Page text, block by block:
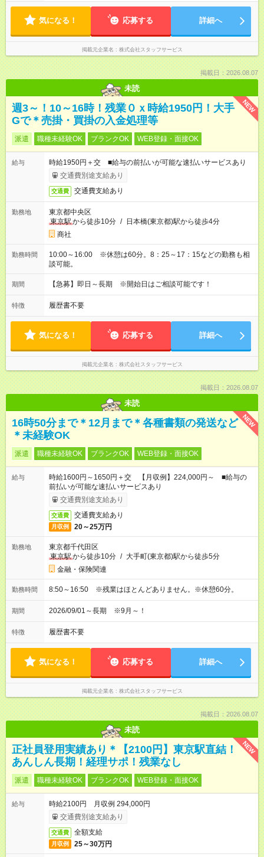
気になる！ 応募する 詳細へ
掲載元企業名 株式会社スタッフサービス
掲載日：2026.08.07
未読
NEW
週3～！10～16時！残業０ｘ時給1950円！大手
Gで＊売掛・買掛の入金処理等
派遣 職種未経験OK ブランクOK WEB登録・面接OK
給与
時給1950円＋交 ■給与の前払いが可能な速払いサービスあり
交通費別途支給あり
交通費 交通費支給あり
勤務地
東京都中央区
東京駅から徒歩10分 / 日本橋(東京都)駅から徒歩4分
商社
勤務時間
10:00～16:00 ※休憩は60分。8：25～17：15などの勤務も相
談可能。
期間 【急募】即日～長期 ※開始日はご相談可能です！
特徴 履歴書不要
気になる！ 応募する 詳細へ
掲載元企業名 株式会社スタッフサービス
掲載日：2026.08.07
未読
NEW
16時50分まで＊12月まで＊各種書類の発送など
＊未経験OK
派遣 職種未経験OK ブランクOK WEB登録・面接OK
給与
時給1600円～1650円＋交 【月収例】224,000円～ ■給与の
前払いが可能な速払いサービスあり
交通費別途支給あり
交通費 交通費支給あり
月収例 20～25万円
勤務地
東京都千代田区
東京駅から徒歩10分 / 大手町(東京都)駅から徒歩5分
金融・保険関連
勤務時間 8:50～16:50 ※残業はほとんどありません。※休憩60分。
期間 2026/09/01～長期 ※9月～！
特徴 履歴書不要
気になる！ 応募する 詳細へ
掲載元企業名 株式会社スタッフサービス
掲載日：2026.08.07
未読
NEW
正社員登用実績あり＊【2100円】東京駅直結！
あんしん長期！経理サポ！残業なし
派遣 職種未経験OK ブランクOK WEB登録・面接OK
給与
時給2100円 月収例 294,000円
交通費別途支給あり
交通費 全額支給
月収例 25～30万円